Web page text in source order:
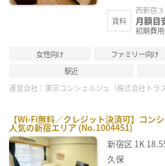
賃料
西新宿
月額目
初期費
女性向け ファミリー向け
駅近
運営会社： 東京コンシェルジュ（株式会社トラ
【Wi-Fi無料／クレジット決済可】コン
人気の新宿エリア (No.1004451)
新宿区 1K
久保